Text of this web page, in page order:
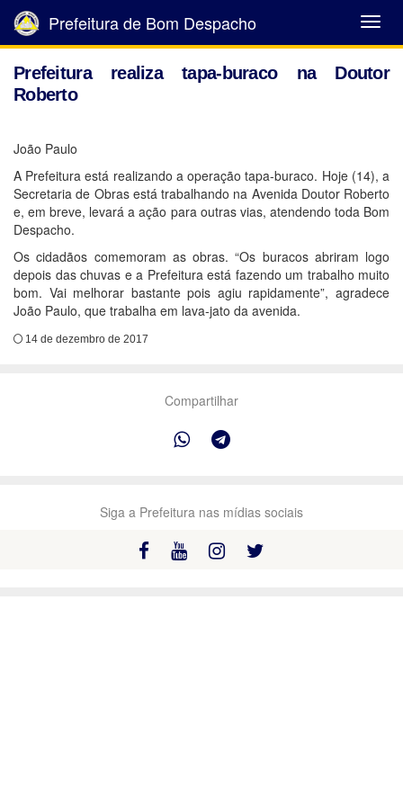
Abrir
Menu
Prefeitura de Bom Despacho
Prefeitura realiza tapa-buraco na Doutor
Roberto
João Paulo
A Prefeitura está realizando a operação tapa-buraco. Hoje (14), a
Secretaria de Obras está trabalhando na Avenida Doutor Roberto
e, em breve, levará a ação para outras vias, atendendo toda Bom
Despacho.
Os cidadãos comemoram as obras. “Os buracos abriram logo
depois das chuvas e a Prefeitura está fazendo um trabalho muito
bom. Vai melhorar bastante pois agiu rapidamente”, agradece
João Paulo, que trabalha em lava-jato da avenida.
14 de dezembro de 2017
Compartilhar
Siga a Prefeitura nas mídias sociais